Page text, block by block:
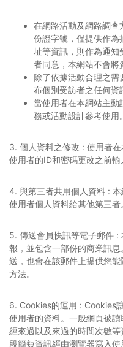
在網路活動及網路調查
份證字號，僅提供作為
址等資訊，則作為通知
者同意，本網站不會將
除了依據活動合理之需
布個別受訪者之任何資
當使用者在本網站主動
務或活動設計參考使用。
3. 個人資料之修改 : 使用者
使用者的ID和密碼更改之前輸
4. 與第三者共用個人資料 :
使用者個人資料給其他第三者
5. 傳送會員快訊等電子郵件 :
報，並包含一部份的商業訊
送，也會在該郵件上提供您
方法。
6. Cookies的運用 : Cookies
使用者的資料。一般網頁被
經來過以及來過的時間次數
段簡短資訊經由瀏覽器寫入